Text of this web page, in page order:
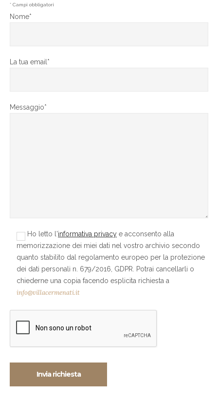
* Campi obbligatori
Nome*
La tua email*
Messaggio*
Ho letto l'informativa privacy e acconsento alla
memorizzazione dei miei dati nel vostro archivio secondo
quanto stabilito dal regolamento europeo per la protezione
dei dati personali n. 679/2016, GDPR. Potrai cancellarli o
chiederne una copia facendo esplicita richiesta a
info@villacermenati.it